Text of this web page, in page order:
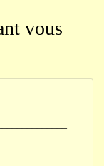
vous